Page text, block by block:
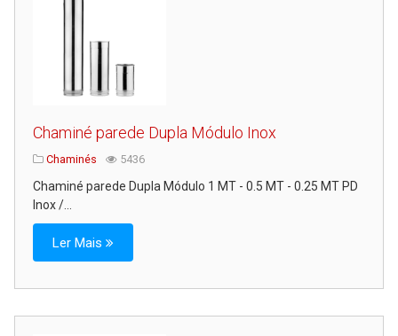
Chaminé parede Dupla Módulo Inox
Chaminés 5436
Chaminé parede Dupla Módulo 1 MT - 0.5 MT - 0.25 MT PD
Inox /...
Ler Mais